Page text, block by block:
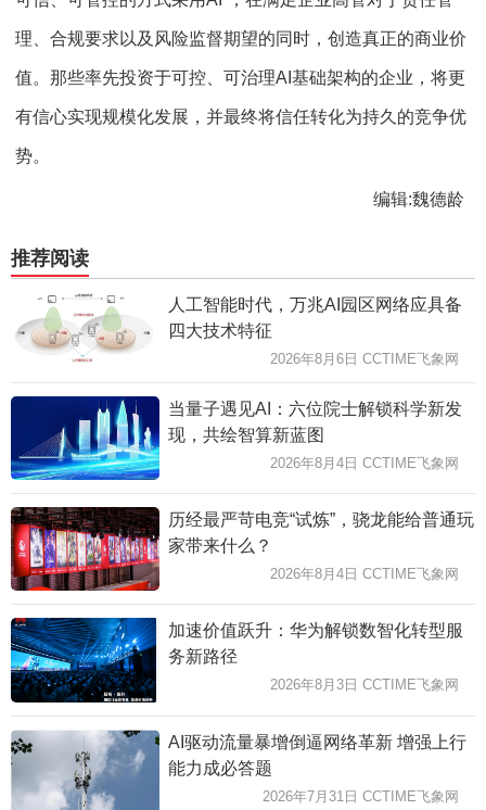
理、合规要求以及风险监督期望的同时，创造真正的商业价
值。那些率先投资于可控、可治理AI基础架构的企业，将更
有信心实现规模化发展，并最终将信任转化为持久的竞争优
势。
编辑:魏德龄
推荐阅读
人工智能时代，万兆AI园区网络应具备
四大技术特征
2026年8月6日 CCTIME飞象网
当量子遇见AI：六位院士解锁科学新发
现，共绘智算新蓝图
2026年8月4日 CCTIME飞象网
历经最严苛电竞“试炼”，骁龙能给普通玩
家带来什么？
2026年8月4日 CCTIME飞象网
加速价值跃升：华为解锁数智化转型服
务新路径
2026年8月3日 CCTIME飞象网
AI驱动流量暴增倒逼网络革新 增强上行
能力成必答题
2026年7月31日 CCTIME飞象网